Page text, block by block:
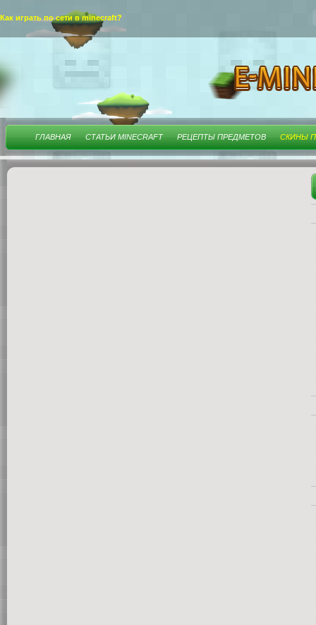
Как играть по сети в minecraft?
ГЛАВНАЯ СТАТЬИ MINECRAFT РЕЦЕПТЫ ПРЕДМЕТОВ СКИНЫ